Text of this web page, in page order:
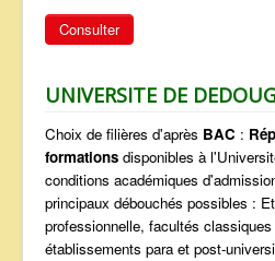
Consulter
UNIVERSITE DE
Choix de filières d'après BAC :
formations disponibles à
conditions académiques
principaux débouchés possibles :
professionnelle, facultés
établissements para et post-